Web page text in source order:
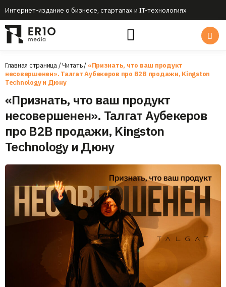
Интернет-издание о бизнесе, стартапах и IT-технологиях
Главная страница/Читать/ «Признать, что ваш продукт
несовершенен». Талгат Аубекеров про B2B продажи, Kingston
Technology и Дюну
«Признать, что ваш продукт
несовершенен». Талгат Аубекеров
про B2B продажи, Kingston
Technology и Дюну